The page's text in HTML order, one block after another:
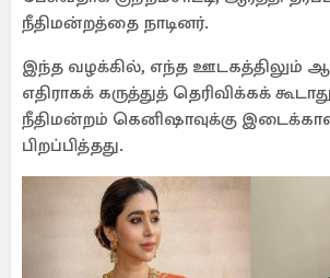
இந்தத் தடை உத்தரவைத் தொடர்ந்து,
மோகனின் குடும்பத்தைப் பிரிக்க
தன்மீது சுமத்தப்படும்
மன உளைச்சலுக்கு ஆளான கெனிஷா,